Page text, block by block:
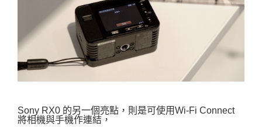
Sony RX0 的另一個亮點，則是可使用Wi-Fi Connect
將相機與手機作連結，